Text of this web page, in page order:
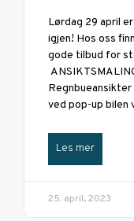
Lørdag 29 april
igjen! Hos oss
gode tilbud for
ved pop-up bilen
Les mer
25. april, 2023